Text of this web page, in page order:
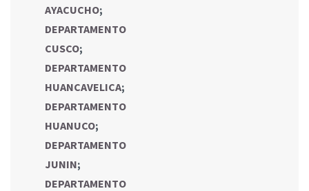
AYACUCHO;
DEPARTAMENTO
CUSCO;
DEPARTAMENTO
HUANCAVELICA;
DEPARTAMENTO
HUANUCO;
DEPARTAMENTO
JUNIN;
DEPARTAMENTO